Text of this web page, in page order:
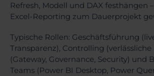
Refresh, Modell und DAX festhängen
Excel-Reporting zum Dauerprojekt
Typische Rollen: Geschäftsführung
Transparenz), Controlling (verlässliche
(Gateway, Governance, Security) und
Teams (Power BI Desktop, Power